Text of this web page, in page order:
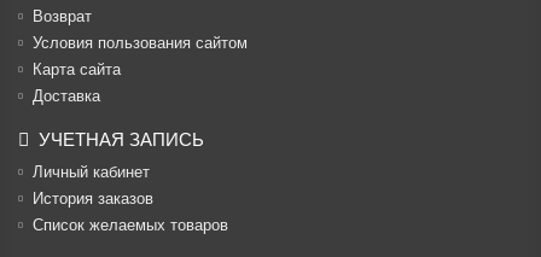
Возврат
Условия пользования сайтом
Карта сайта
Доставка
УЧЕТНАЯ ЗАПИСЬ
Личный кабинет
История заказов
Список желаемых товаров